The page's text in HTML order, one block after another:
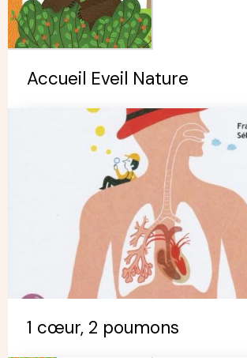
Accueil Eveil Nature
1 cœur, 2 poumons